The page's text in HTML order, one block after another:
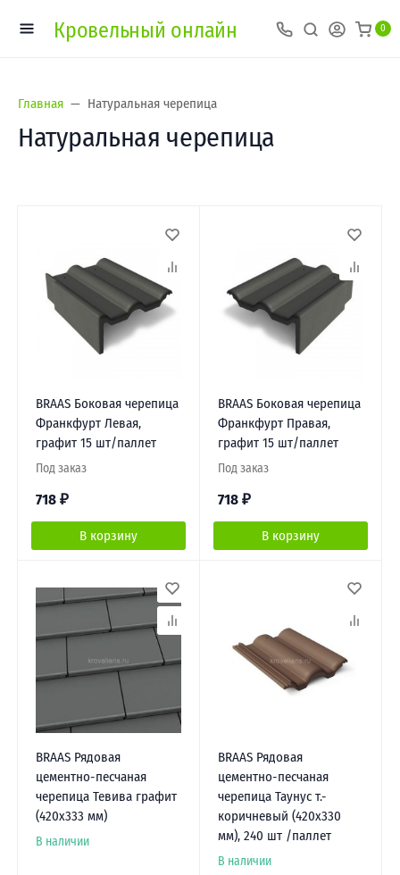
Кровельный онлайн 0
Главная Натуральная черепица
Натуральная черепица
BRAAS Боковая черепица
Франкфурт Левая,
графит 15 шт/паллет
Под заказ
718 ₽
В корзину
BRAAS Боковая черепица
Франкфурт Правая,
графит 15 шт/паллет
Под заказ
718 ₽
В корзину
BRAAS Рядовая
цементно-песчаная
черепица Тевива графит
(420х333 мм)
В наличии
BRAAS Рядовая
цементно-песчаная
черепица Таунус т.-
коричневый (420х330
мм), 240 шт /паллет
В наличии